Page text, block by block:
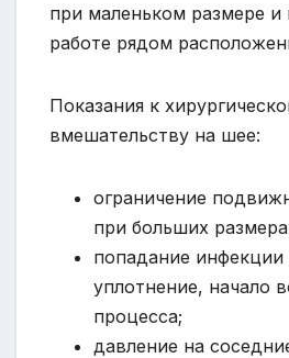
при маленьком размере и
работе рядом
Показания к
вмешательству на шее:
ограничение
при больших
попадание
уплотнение, начало
процесса;
давление на